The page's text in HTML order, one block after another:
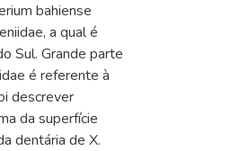
bahiense
a qual é
Sul. Grande parte
é referente à
descrever
da superfície
dentária de X.